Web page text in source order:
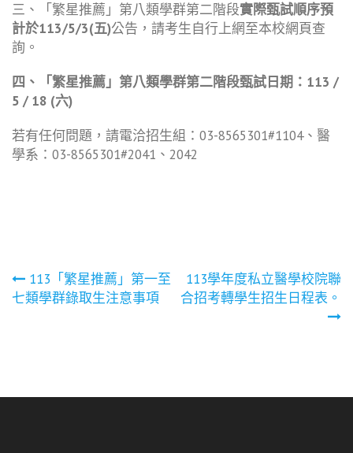
三、「繁星推薦」第八類學群第二階段實際甄試順序預
計於113/5/3(五)公告，請考生自行上網至本校網頁查
詢。
四、「繁星推薦」第八類學群第二階段甄試日期：113 /
5 / 18 (六)
若有任何問題，請電洽招生組：03-8565301#1104、醫
學系：03-8565301#2041、2042
文
覽
113「繁星推薦」第一至
七類學群錄取生注意事項
113學年度私立醫學校院聯
合招考轉學生招生日程表。